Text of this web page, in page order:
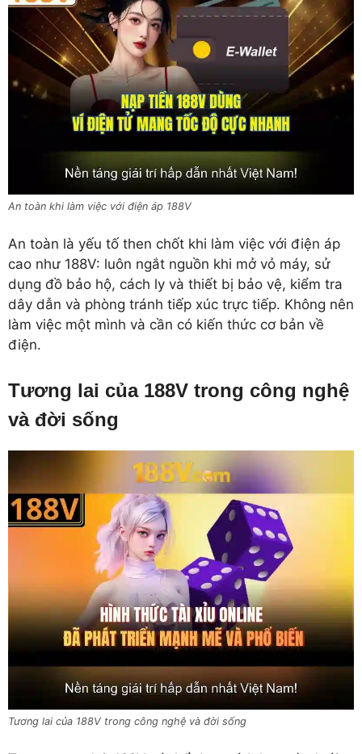
An toàn khi làm việc với điện áp 188V
An toàn là yếu tố then chốt khi làm việc với điện áp
cao như 188V: luôn ngắt nguồn khi mở vỏ máy, sử
dụng đồ bảo hộ, cách ly và thiết bị bảo vệ, kiểm tra
dây dẫn và phòng tránh tiếp xúc trực tiếp. Không nên
làm việc một mình và cần có kiến thức cơ bản về
điện.
Tương lai của 188V trong công nghệ
và đời sống
Tương lai của 188V trong công nghệ và đời sống